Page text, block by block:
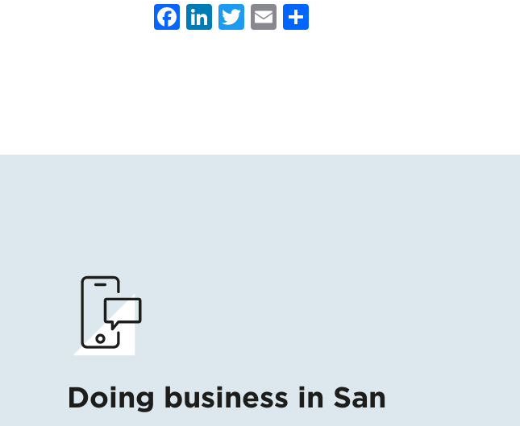
Facebook
LinkedIn
Twitter
Email
Doing business in San